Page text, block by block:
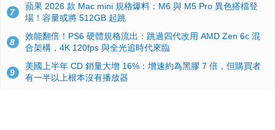
7
蘋果 2026 款 Mac mini 規格爆料：M6 與 M5 Pro 異色搭檔登
場！容量或將 512GB 起跳
8
效能翻倍！PS6 硬體規格流出：跳過四代改用 AMD Zen 6c 混
合架構，4K 120fps 與全光追時代來臨
9
美國上半年 CD 銷量大增 16%：增速約為黑膠 7 倍，但購買者
有一半以上根本沒有播放器